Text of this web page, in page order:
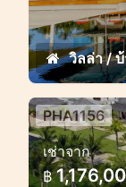
view
วิลล่า /
3 villas
Phang
PHA1156
เช่าจาก
฿